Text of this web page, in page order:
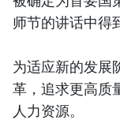
师节的讲话中得
为适应新的发展
革，追求更高质
人力资源。